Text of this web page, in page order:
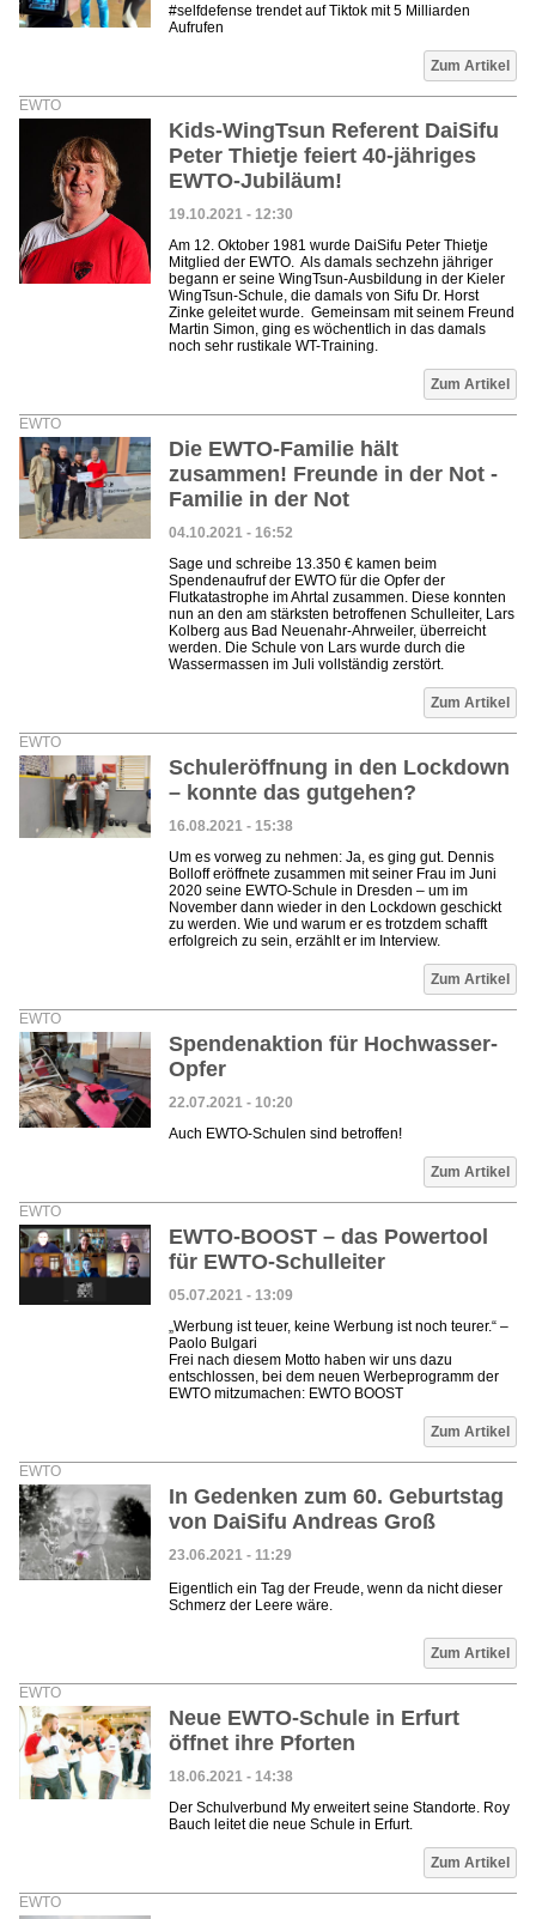
#selfdefense trendet auf Tiktok mit 5 Milliarden
Aufrufen
Zum Artikel
EWTO
Kids-WingTsun Referent DaiSifu
Peter Thietje feiert 40-jähriges
EWTO-Jubiläum!
19.10.2021 - 12:30
Am 12. Oktober 1981 wurde DaiSifu Peter Thietje
Mitglied der EWTO. Als damals sechzehn jähriger
begann er seine WingTsun-Ausbildung in der Kieler
WingTsun-Schule, die damals von Sifu Dr. Horst
Zinke geleitet wurde. Gemeinsam mit seinem Freund
Martin Simon, ging es wöchentlich in das damals
noch sehr rustikale WT-Training.
Zum Artikel
EWTO
Die EWTO-Familie hält
zusammen! Freunde in der Not -
Familie in der Not
04.10.2021 - 16:52
Sage und schreibe 13.350 € kamen beim
Spendenaufruf der EWTO für die Opfer der
Flutkatastrophe im Ahrtal zusammen. Diese konnten
nun an den am stärksten betroffenen Schulleiter, Lars
Kolberg aus Bad Neuenahr-Ahrweiler, überreicht
werden. Die Schule von Lars wurde durch die
Wassermassen im Juli vollständig zerstört.
Zum Artikel
EWTO
Schuleröffnung in den Lockdown
– konnte das gutgehen?
16.08.2021 - 15:38
Um es vorweg zu nehmen: Ja, es ging gut. Dennis
Bolloff eröffnete zusammen mit seiner Frau im Juni
2020 seine EWTO-Schule in Dresden – um im
November dann wieder in den Lockdown geschickt
zu werden. Wie und warum er es trotzdem schafft
erfolgreich zu sein, erzählt er im Interview.
Zum Artikel
EWTO
Spendenaktion für Hochwasser-
Opfer
22.07.2021 - 10:20
Auch EWTO-Schulen sind betroffen!
Zum Artikel
EWTO
EWTO-BOOST – das Powertool
für EWTO-Schulleiter
05.07.2021 - 13:09
„Werbung ist teuer, keine Werbung ist noch teurer.“ –
Paolo Bulgari
Frei nach diesem Motto haben wir uns dazu
entschlossen, bei dem neuen Werbeprogramm der
EWTO mitzumachen: EWTO BOOST
Zum Artikel
EWTO
In Gedenken zum 60. Geburtstag
von DaiSifu Andreas Groß
23.06.2021 - 11:29
Eigentlich ein Tag der Freude, wenn da nicht dieser
Schmerz der Leere wäre.
Zum Artikel
EWTO
Neue EWTO-Schule in Erfurt
öffnet ihre Pforten
18.06.2021 - 14:38
Der Schulverbund My erweitert seine Standorte. Roy
Bauch leitet die neue Schule in Erfurt.
Zum Artikel
EWTO